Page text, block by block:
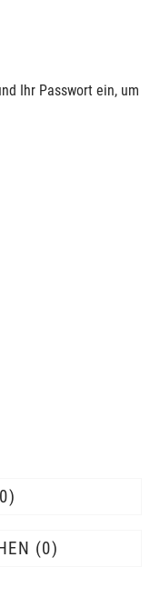
Ihr Passwort ein, um
0
0